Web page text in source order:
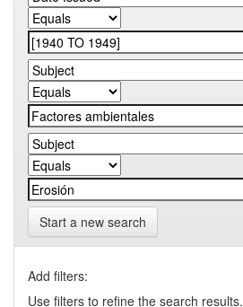
Start a new search
Add filters:
Use filters to refine the search results.